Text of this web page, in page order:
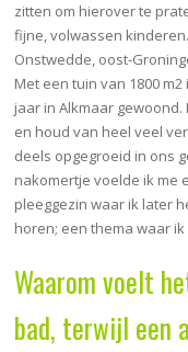
zitten om hierover te
fijne, volwassen
Onstwedde, oost-
Met een tuin van 1800
jaar in Alkmaar
en houd van heel veel
deels opgegroeid in ons
nakomertje voelde ik me
pleeggezin waar ik later
horen; een thema waar
Waarom voelt
bad, terwijl een